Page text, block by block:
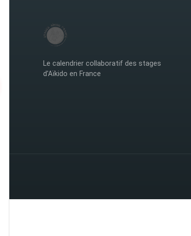
Le calendrier collaboratif des stages
d'Aïkido en France